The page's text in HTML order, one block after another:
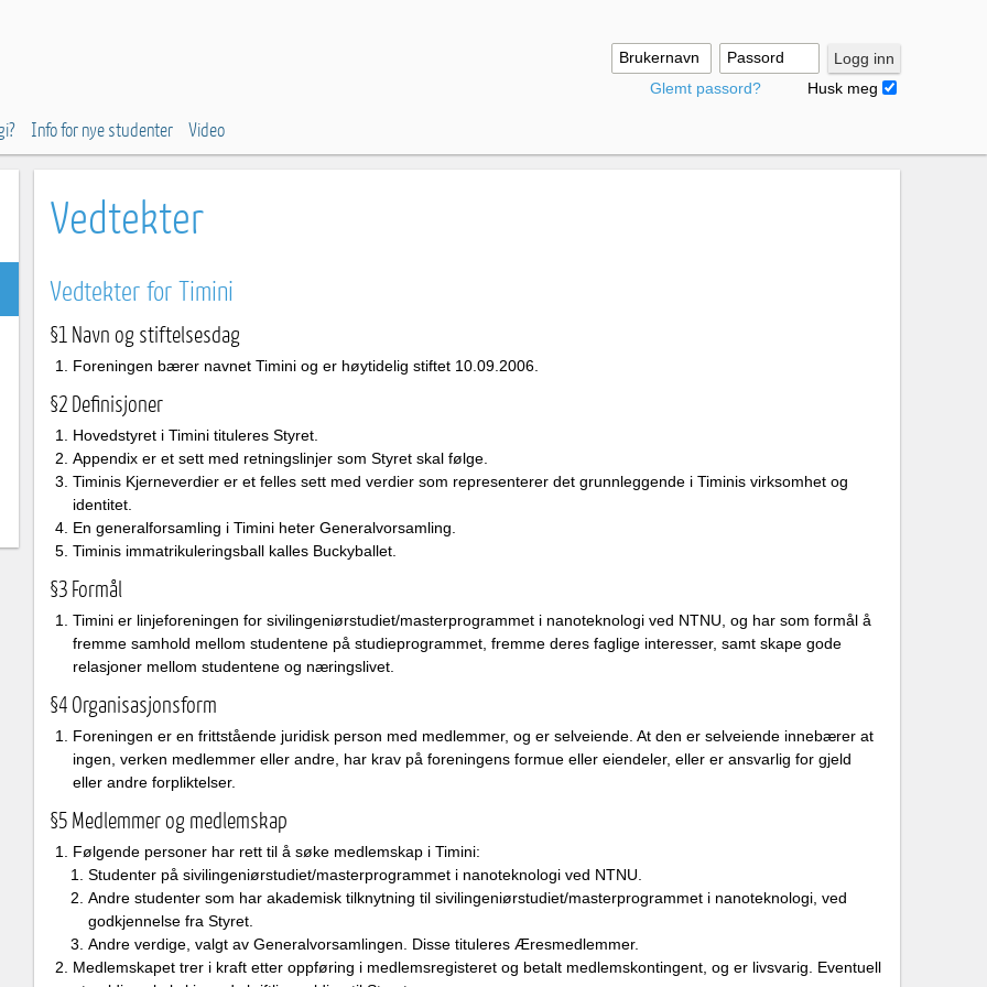
Brukernavn Passord
Logg inn
Glemt passord?
Husk meg
Info for nye studenter Video
Vedtekter
Vedtekter for Timini
§1 Navn og stiftelsesdag
Foreningen bærer navnet Timini og er høytidelig stiftet 10.09.2006.
§2 Definisjoner
Hovedstyret i Timini tituleres Styret.
Appendix er et sett med retningslinjer som Styret skal følge.
Timinis Kjerneverdier er et felles sett med verdier som representerer det grunnleggende i Timinis virksomhet og
identitet.
En generalforsamling i Timini heter Generalvorsamling.
Timinis immatrikuleringsball kalles Buckyballet.
§3 Formål
Timini er linjeforeningen for sivilingeniørstudiet/masterprogrammet i nanoteknologi ved NTNU, og har som formål å
fremme samhold mellom studentene på studieprogrammet, fremme deres faglige interesser, samt skape gode
relasjoner mellom studentene og næringslivet.
§4 Organisasjonsform
Foreningen er en frittstående juridisk person med medlemmer, og er selveiende. At den er selveiende innebærer at
ingen, verken medlemmer eller andre, har krav på foreningens formue eller eiendeler, eller er ansvarlig for gjeld
eller andre forpliktelser.
§5 Medlemmer og medlemskap
Følgende personer har rett til å søke medlemskap i Timini:
Studenter på sivilingeniørstudiet/masterprogrammet i nanoteknologi ved NTNU.
Andre studenter som har akademisk tilknytning til sivilingeniørstudiet/masterprogrammet i nanoteknologi, ved
godkjennelse fra Styret.
Andre verdige, valgt av Generalvorsamlingen. Disse tituleres Æresmedlemmer.
Medlemskapet trer i kraft etter oppføring i medlemsregisteret og betalt medlemskontingent, og er livsvarig. Eventuell